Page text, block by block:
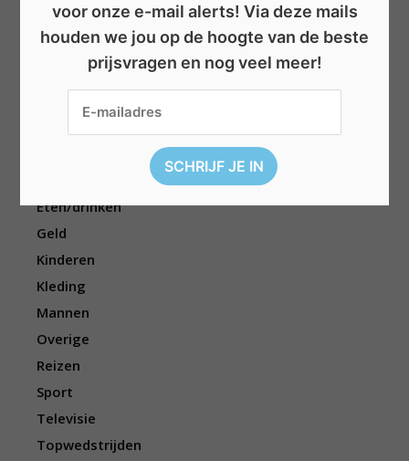
Categorieën
Eten/drinken
Geld
Kinderen
Kleding
Mannen
Overige
Reizen
Sport
Televisie
Topwedstrijden
voor onze e-mail alerts! Via deze mails
houden we jou op de hoogte van de beste
prijsvragen en nog veel meer!